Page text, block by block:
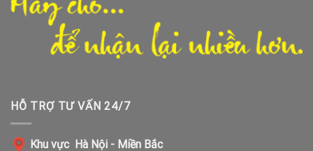
HỖ TRỢ TƯ VẤN 24/7
Khu vực Hà Nội - Miền Bắc